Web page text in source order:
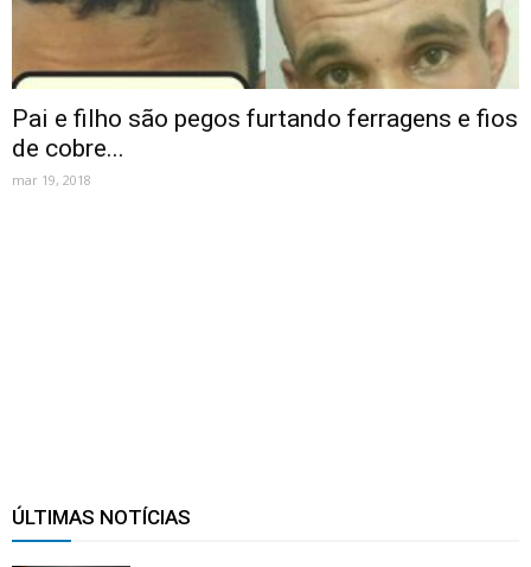
Pai e filho são pegos furtando ferragens e fios
de cobre...
mar 19, 2018
ÚLTIMAS NOTÍCIAS